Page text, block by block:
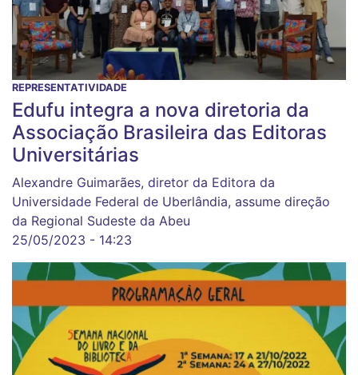
REPRESENTATIVIDADE
Edufu integra a nova diretoria da
Associação Brasileira das Editoras
Universitárias
Alexandre Guimarães, diretor da Editora da
Universidade Federal de Uberlândia, assume direção
da Regional Sudeste da Abeu
25/05/2023 - 14:23